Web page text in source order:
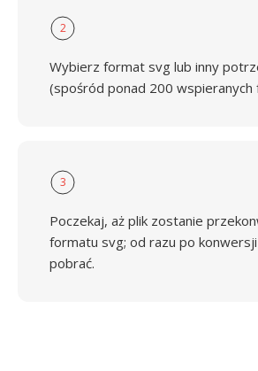
2
Wybierz format svg lub inny
(spośród ponad 200 wspieranych
3
Poczekaj, aż plik zostanie
formatu svg; od razu po
pobrać.